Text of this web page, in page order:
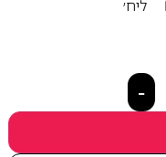
ליח׳
-